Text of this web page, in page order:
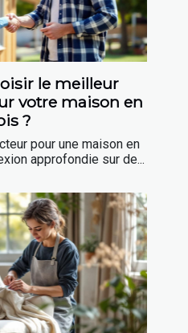
le meilleur
votre maison en
?
pour une maison en
approfondie sur de...